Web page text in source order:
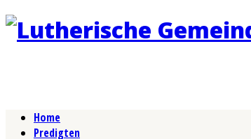
Home
Predigten